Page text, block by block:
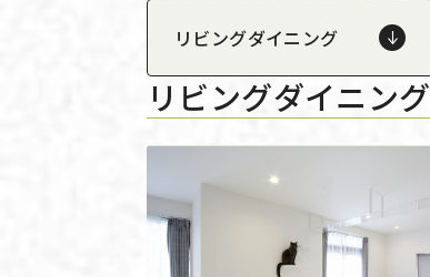
リビングダイニング
リビングダイニング